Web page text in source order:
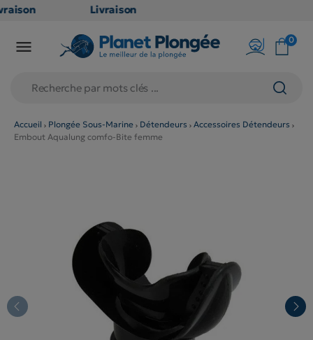
Livraison
en point
79€
(hors
produits
 0
Accueil Plongée Sous-Marine Détendeurs
Accessoires Détendeurs
Embout Aqualung comfo-Bite femme